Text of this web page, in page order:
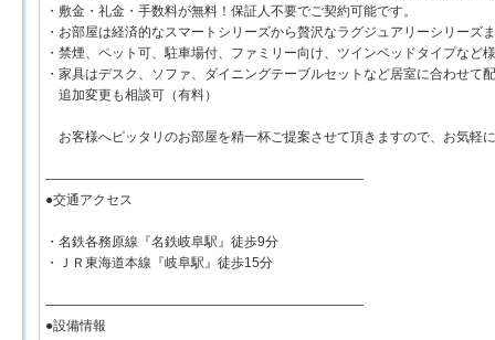
・敷金・礼金・手数料が無料！保証人不要でご契約可能です。
・お部屋は経済的なスマートシリーズから贅沢なラグジュアリーシリーズ
・禁煙、ペット可、駐車場付、ファミリー向け、ツインベッドタイプなど
・家具はデスク、ソファ、ダイニングテーブルセットなど居室に合わせて
追加変更も相談可（有料）
お客様へピッタリのお部屋を精一杯ご提案させて頂きますので、お気軽
――――――――――――――――――――――――
●交通アクセス
・名鉄各務原線『名鉄岐阜駅』徒歩9分
・ＪＲ東海道本線『岐阜駅』徒歩15分
――――――――――――――――――――――――
●設備情報